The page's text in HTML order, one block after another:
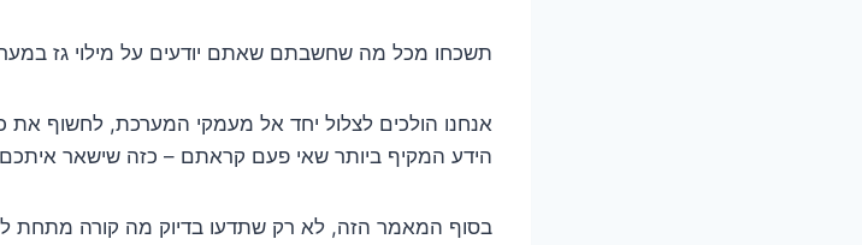
תשכחו מכל מה שחשבתם שאתם יודעים על מילוי גז
אנחנו הולכים לצלול יחד אל מעמקי המערכת, לחשוף את
הידע המקיף ביותר שאי פעם קראתם – כזה שישאר
בסוף המאמר הזה, לא רק שתדעו בדיוק מה קורה מתחת